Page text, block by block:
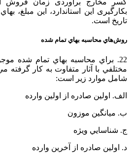
بکارگیری این استاندارد، این مبلغ،
تاریخ است.
روش‌هاي‌ محاسبه‌ بهاي‌ تمام‌ شده‌
22. براي‌ محاسبه‌ بهاي‌ تمام‌ شده‌
مختلفي‌ با آثار متفاوت‌ به‌ كار
شامل‌ موارد زير است‌:
الف‌. اولين‌ صادره‌ از اولين‌ وارده‌
ب‌. ميانگين‌ موزون‌
ج. شناسايي‌ ويژه‌
د. اولين‌ صادره‌ از آخرين‌ وارده‌